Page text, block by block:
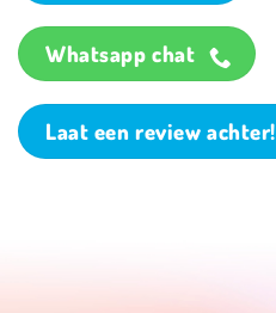
Whatsapp chat
Laat een review achter!